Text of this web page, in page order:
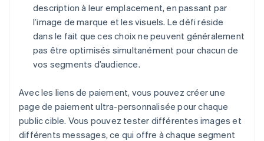
description à leur emplacement, en passant par
l’image de marque et les visuels. Le défi réside
dans le fait que ces choix ne peuvent généralement
pas être optimisés simultanément pour chacun de
vos segments d’audience.
Avec les liens de paiement, vous pouvez créer une
page de paiement ultra-personnalisée pour chaque
public cible. Vous pouvez tester différentes images et
différents messages, ce qui offre à chaque segment